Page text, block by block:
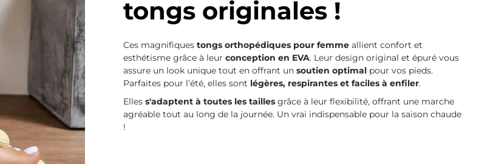
tongs originales !
Ces magnifiques tongs orthopédiques pour femme allient confort et
esthétisme grâce à leur conception en EVA. Leur design original et épuré vous
assure un look unique tout en offrant un soutien optimal pour vos pieds.
Parfaites pour l’été, elles sont légères, respirantes et faciles à enfiler.
Elles s'adaptent à toutes les tailles grâce à leur flexibilité, offrant une marche
agréable tout au long de la journée. Un vrai indispensable pour la saison chaude
!